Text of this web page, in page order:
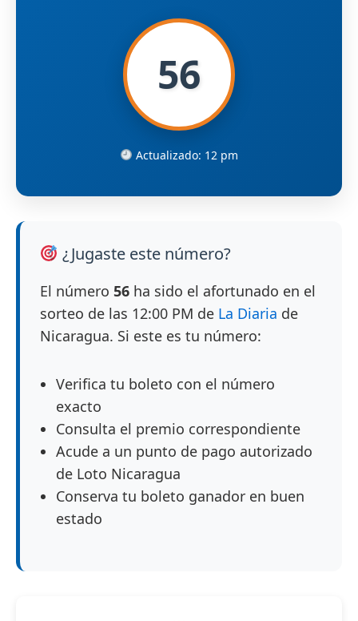
56
Actualizado: 12 pm
¿Jugaste este número?
El número 56 ha sido el afortunado en el
sorteo de las 12:00 PM de La Diaria de
Nicaragua. Si este es tu número:
Verifica tu boleto con el número
exacto
Consulta el premio correspondiente
Acude a un punto de pago autorizado
de Loto Nicaragua
Conserva tu boleto ganador en buen
estado